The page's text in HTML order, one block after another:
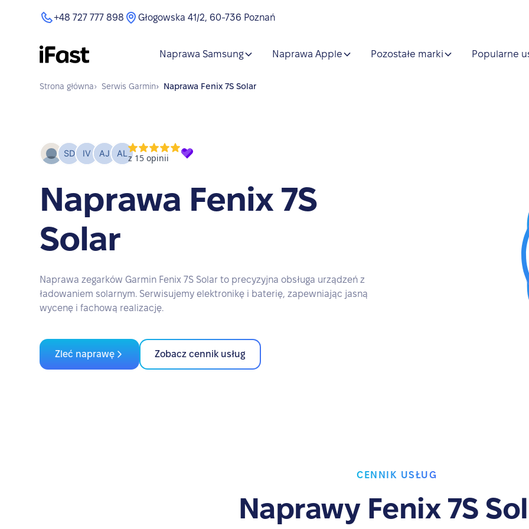
+48 727 777 898 Głogowska 41/2, 60-736 Poznań
Naprawa Samsung Naprawa Apple Pozostałe marki Popularne
Strona główna› Serwis Garmin› Naprawa Fenix 7S Solar
Naprawa Fenix 7S
Solar
Naprawa zegarków Garmin Fenix 7S Solar to precyzyjna obsługa urządzeń z
ładowaniem solarnym. Serwisujemy elektronikę i baterię, zapewniając jasną
wycenę i fachową realizację.
Zleć naprawę Zobacz cennik usług
CENNIK USŁUG
Naprawy Fenix 7S